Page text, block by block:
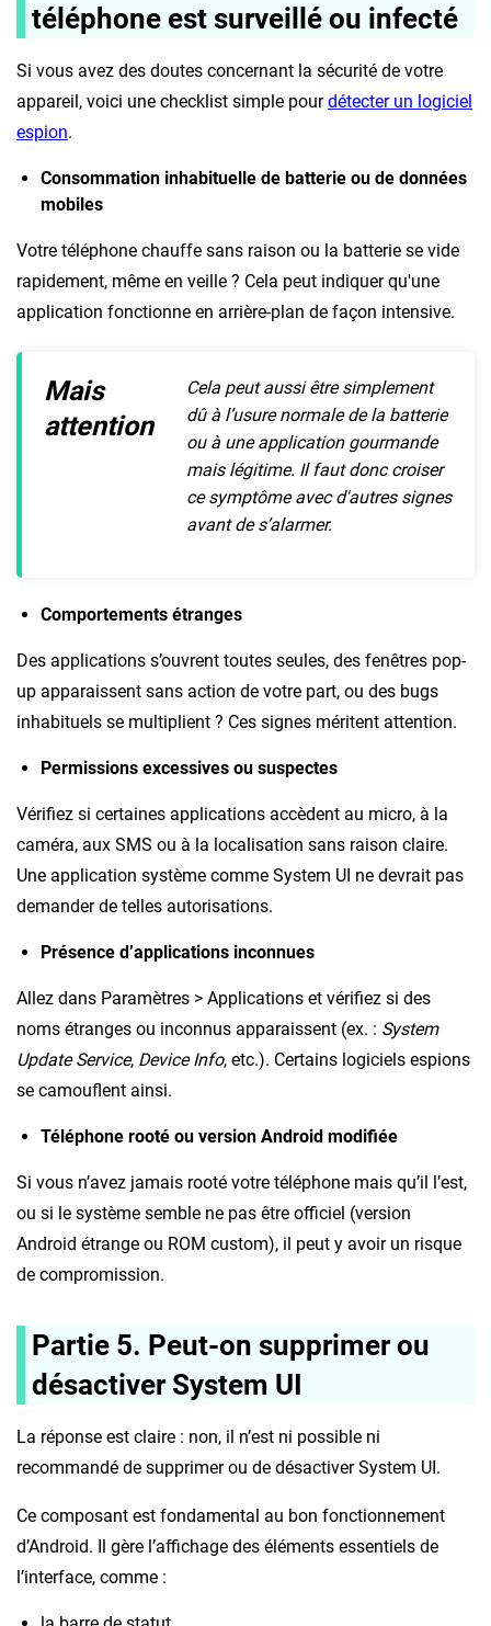
téléphone est surveillé ou infecté
Si vous avez des doutes concernant la sécurité de votre
appareil, voici une checklist simple pourdétecter un logiciel
espion.
Consommation inhabituelle de batterie ou de données
mobiles
Votre téléphone chauffe sans raison ou la batterie se vide
rapidement, même en veille ? Cela peut indiquer qu'une
application fonctionne en arrière-plan de façon intensive.
Mais
attention
Cela peut aussi être simplement
dû à l’usure normale de la batterie
ou à une application gourmande
mais légitime. Il faut donc croiser
ce symptôme avec d'autres signes
avant de s’alarmer.
Comportements étranges
Des applications s’ouvrent toutes seules, des fenêtres pop-
up apparaissent sans action de votre part, ou des bugs
inhabituels se multiplient ? Ces signes méritent attention.
Permissions excessives ou suspectes
Vérifiez si certaines applications accèdent au micro, à la
caméra, aux SMS ou à la localisation sans raison claire.
Une application système comme System UI ne devrait pas
demander de telles autorisations.
Présence d’applications inconnues
Allez dans Paramètres > Applications et vérifiez si des
noms étranges ou inconnus apparaissent (ex. : System
Update Service, Device Info, etc.). Certains logiciels espions
se camouflent ainsi.
Téléphone rooté ou version Android modifiée
Si vous n’avez jamais rooté votre téléphone mais qu’il l’est,
ou si le système semble ne pas être officiel (version
Android étrange ou ROM custom), il peut y avoir un risque
de compromission.
Partie 5. Peut-on supprimer ou
désactiver System UI
La réponse est claire : non, il n’est ni possible ni
recommandé de supprimer ou de désactiver System UI.
Ce composant est fondamental au bon fonctionnement
d’Android. Il gère l’affichage des éléments essentiels de
l’interface, comme :